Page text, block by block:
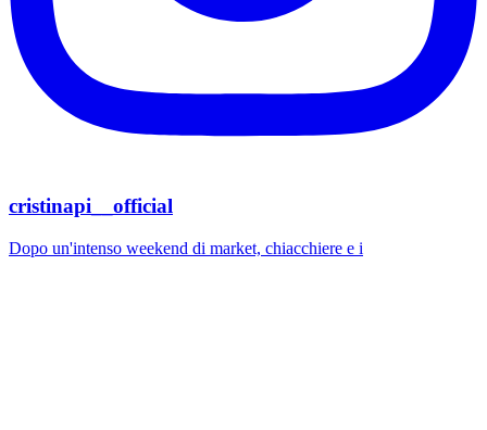
cristinapi__official
Dopo un'intenso weekend di market, chiacchiere e i